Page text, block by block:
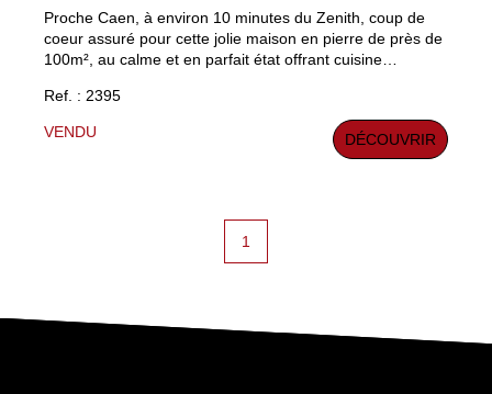
Proche Caen, à environ 10 minutes du Zenith, coup de
coeur assuré pour cette jolie maison en pierre de près de
100m², au calme et en parfait état offrant cuisine
50m²) avec poêle à bois et accès direct au jardin
parfaitement exposé. A l'étage 3 chambres parquetées,
salle de bains. Grande cave/cellier et 2 places de parking.
Ref. : 2395
VENDU DÉCOUVRIR
1